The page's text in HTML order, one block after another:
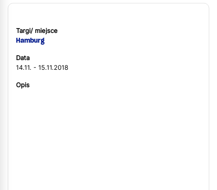
Targi/ miejsce
Hamburg
Data
14.11. - 15.11.2018
Opis